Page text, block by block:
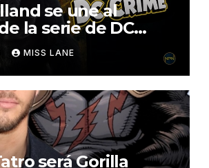
se une al
la serie de DC
Olsen
MISS LANE
será Gorilla